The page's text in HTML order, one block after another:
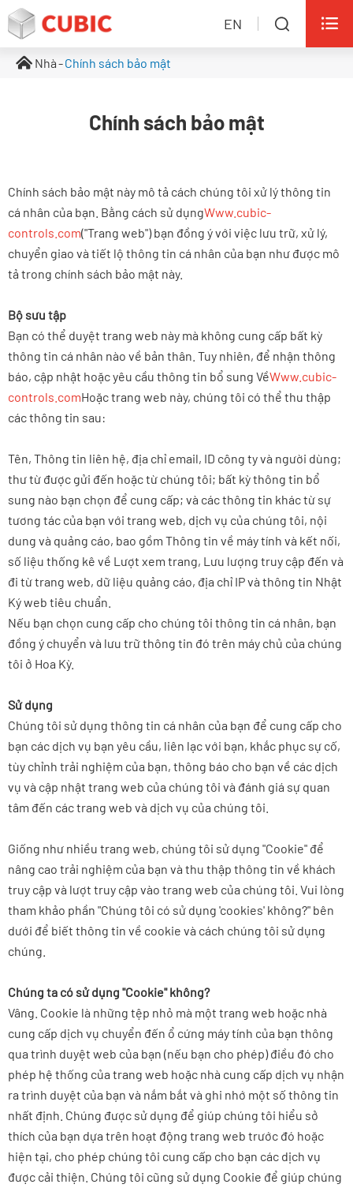
EN  
Nhà Chính sách bảo mật
Chính sách bảo mật
Chính sách bảo mật này mô tả cách chúng tôi xử lý thông tin
cá nhân của bạn. Bằng cách sử dụngWww.cubic-
controls.com("Trang web") bạn đồng ý với việc lưu trữ, xử lý,
chuyển giao và tiết lộ thông tin cá nhân của bạn như được mô
tả trong chính sách bảo mật này.
Bộ sưu tập
Bạn có thể duyệt trang web này mà không cung cấp bất kỳ
thông tin cá nhân nào về bản thân. Tuy nhiên, để nhận thông
báo, cập nhật hoặc yêu cầu thông tin bổ sung VềWww.cubic-
controls.comHoặc trang web này, chúng tôi có thể thu thập
các thông tin sau:
Tên, Thông tin liên hệ, địa chỉ email, ID công ty và người dùng;
thư từ được gửi đến hoặc từ chúng tôi; bất kỳ thông tin bổ
sung nào bạn chọn để cung cấp; và các thông tin khác từ sự
tương tác của bạn với trang web, dịch vụ của chúng tôi, nội
dung và quảng cáo, bao gồm Thông tin về máy tính và kết nối,
số liệu thống kê về Lượt xem trang, Lưu lượng truy cập đến và
đi từ trang web, dữ liệu quảng cáo, địa chỉ IP và thông tin Nhật
Ký web tiêu chuẩn.
Nếu bạn chọn cung cấp cho chúng tôi thông tin cá nhân, bạn
đồng ý chuyển và lưu trữ thông tin đó trên máy chủ của chúng
tôi ở Hoa Kỳ.
Sử dụng
Chúng tôi sử dụng thông tin cá nhân của bạn để cung cấp cho
bạn các dịch vụ bạn yêu cầu, liên lạc với bạn, khắc phục sự cố,
tùy chỉnh trải nghiệm của bạn, thông báo cho bạn về các dịch
vụ và cập nhật trang web của chúng tôi và đánh giá sự quan
tâm đến các trang web và dịch vụ của chúng tôi.
Giống như nhiều trang web, chúng tôi sử dụng "Cookie" để
nâng cao trải nghiệm của bạn và thu thập thông tin về khách
truy cập và lượt truy cập vào trang web của chúng tôi. Vui lòng
tham khảo phần "Chúng tôi có sử dụng 'cookies' không?" bên
dưới để biết thông tin về cookie và cách chúng tôi sử dụng
chúng.
Chúng ta có sử dụng "Cookie" không?
Vâng. Cookie là những tệp nhỏ mà một trang web hoặc nhà
cung cấp dịch vụ chuyển đến ổ cứng máy tính của bạn thông
qua trình duyệt web của bạn (nếu bạn cho phép) điều đó cho
phép hệ thống của trang web hoặc nhà cung cấp dịch vụ nhận
ra trình duyệt của bạn và nắm bắt và ghi nhớ một số thông tin
nhất định. Chúng được sử dụng để giúp chúng tôi hiểu sở
thích của bạn dựa trên hoạt động trang web trước đó hoặc
hiện tại, cho phép chúng tôi cung cấp cho bạn các dịch vụ
được cải thiện. Chúng tôi cũng sử dụng Cookie để giúp chúng